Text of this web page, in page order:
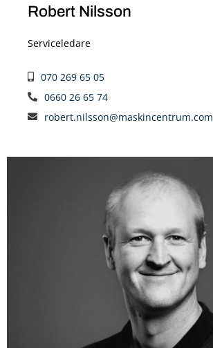
Robert Nilsson
Serviceledare
070 269 65 05
0660 26 65 74
robert.nilsson@maskincentrum.com